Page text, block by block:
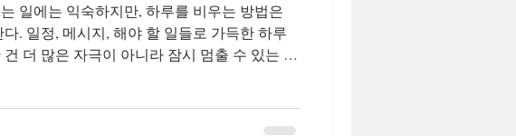
일에는 익숙하지만, 하루를 비우는 방법은
득한 하루
더 많은 자극이 아니라 잠시 멈출 수 있는 시